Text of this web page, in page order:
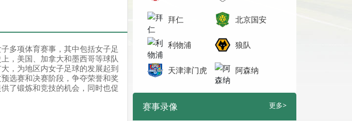
多项体育赛事，其中包括女子足
，美国、加拿大和墨西哥等球队
，为地区内女子足球的发展起到
选赛和决赛阶段，争夺荣誉和奖
了锻炼和竞技的机会，同时也促
拜仁 北京国安
利物浦 狼队
天津津门虎 阿森纳
赛事录像 更多>